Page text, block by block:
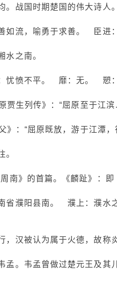
。战国时期楚国的伟大诗
如流，喻勇于求善。 臣进
水之南。
忧愤不平。 靡：无。 愬：
原贾生列传》：“屈原至于
》：“屈原既放，游于江潭
。
南》的首篇。《麟趾》：
省濮阳县南。 濮上：濮水
，汉被认为属于火德，故称
孟。韦孟曾做过楚元王及